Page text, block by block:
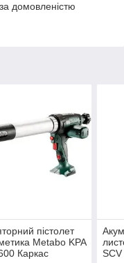
домовленістю
пістолет
Metabo KPA
Каркас